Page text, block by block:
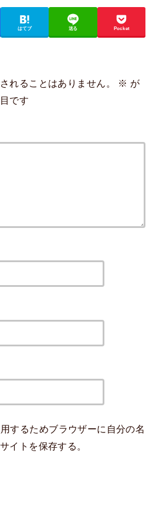
はてブ 送る Pocket
れることはありません。 ※ が
です
するためブラウザーに自分の名
イトを保存する。